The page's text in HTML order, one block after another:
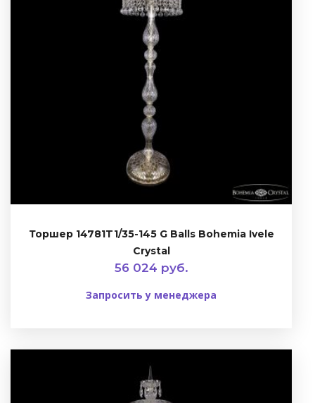
Торшер 14781T1/35-145 G Balls Bohemia Ivele
Crystal
56 024 руб.
Запросить у менеджера